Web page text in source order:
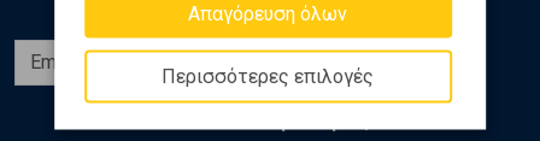
Απαγόρευση όλων
Περισσότερες επιλογές